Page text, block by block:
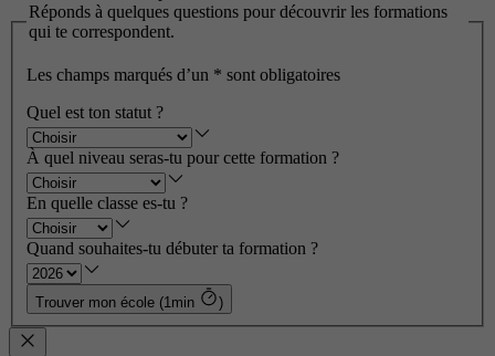
Réponds à quelques questions pour découvrir les formations
qui te correspondent.
Les champs marqués d’un * sont obligatoires
Quel est ton statut ?
À quel niveau seras-tu pour cette formation ?
En quelle classe es-tu ?
Quand souhaites-tu débuter ta formation ?
Trouver mon école (1min )